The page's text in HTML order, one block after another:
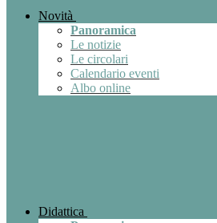
Novità
Panoramica
Le notizie
Le circolari
Calendario eventi
Albo online
Didattica